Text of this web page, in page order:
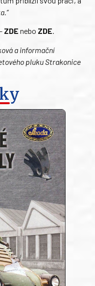
ZDE nebo ZDE.
a informační
pluku Strakonice